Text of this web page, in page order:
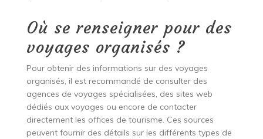
Où se renseigner pour des
voyages organisés ?
Pour obtenir des informations sur des voyages
organisés, il est recommandé de consulter des
agences de voyages spécialisées, des sites web
dédiés aux voyages ou encore de contacter
directement les offices de tourisme. Ces sources
peuvent fournir des détails sur les différents types de